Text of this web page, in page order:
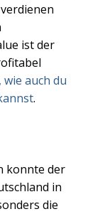
ist der
auch du
.
konnte der
in
die